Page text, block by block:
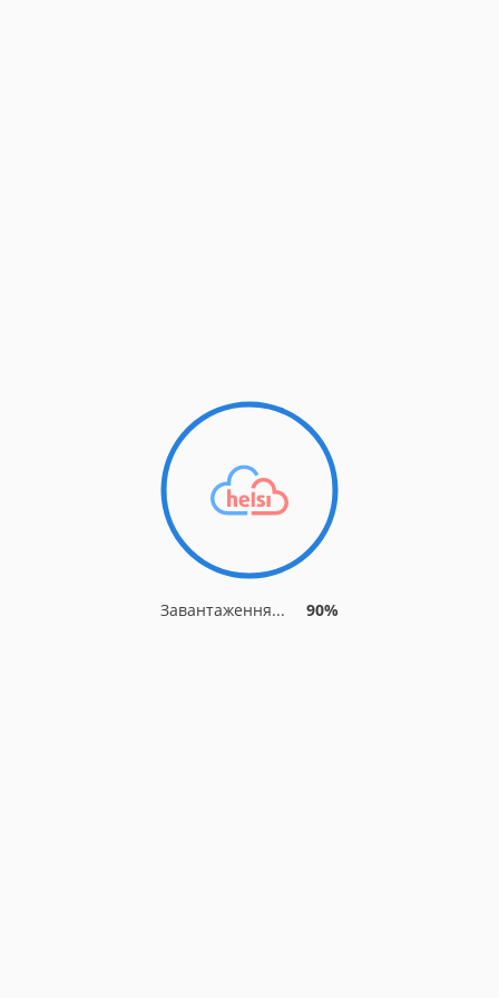
Завантаження... 90%